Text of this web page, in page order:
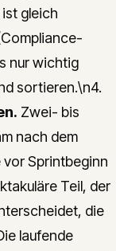
gleich
nur wichtig
sortieren.\n4.
Zwei- bis
nach dem
Sprintbeginn
Teil, der
die
laufende